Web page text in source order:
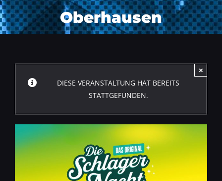
Oberhausen
DIESE VERANSTALTUNG HAT BEREITS
STATTGEFUNDEN.
×